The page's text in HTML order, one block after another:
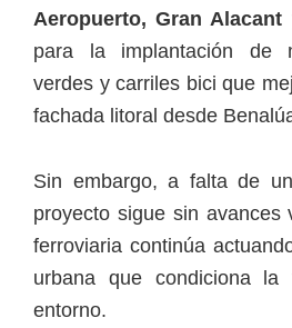
Aeropuerto, Gran Alacant
para la implantación de
verdes y carriles bici que
fachada litoral desde
Sin embargo, a falta de
proyecto sigue sin avances
ferroviaria continúa
urbana que condiciona la
entorno.